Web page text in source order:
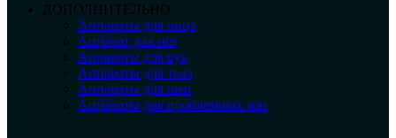
ДОПОЛНИТЕЛЬНО
Аппараты для лица
Аппарат для ног
Аппараты для рук
Аппараты для тела
Аппараты для шеи
Аппараты для проблемных зон